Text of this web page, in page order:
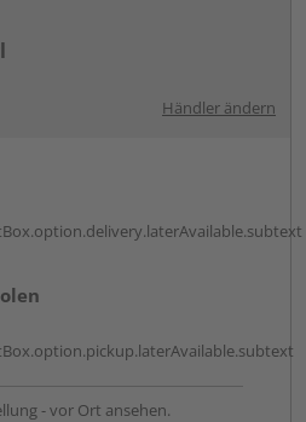
Händler ändern
- vor Ort ansehen.